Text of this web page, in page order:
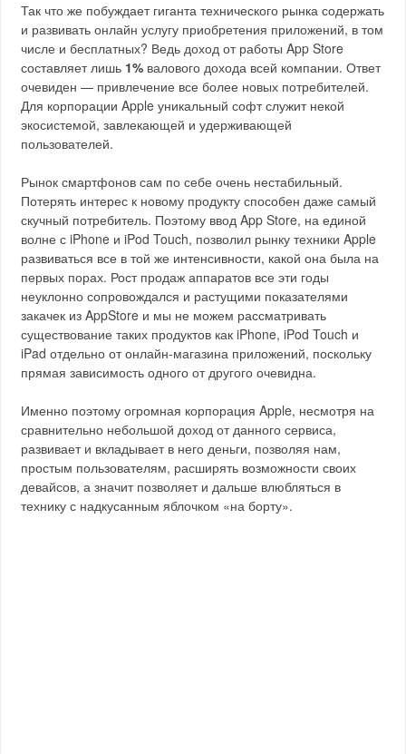
Так что же побуждает гиганта технического рынка содержать
и развивать онлайн услугу приобретения приложений, в том
числе и бесплатных? Ведь доход от работы App Store
составляет лишь 1% валового дохода всей компании. Ответ
очевиден — привлечение все более новых потребителей.
Для корпорации Apple уникальный софт служит некой
экосистемой, завлекающей и удерживающей
пользователей.
Рынок смартфонов сам по себе очень нестабильный.
Потерять интерес к новому продукту способен даже самый
скучный потребитель. Поэтому ввод App Store, на единой
волне с iPhone и iPod Touch, позволил рынку техники Apple
развиваться все в той же интенсивности, какой она была на
первых порах. Рост продаж аппаратов все эти годы
неуклонно сопровождался и растущими показателями
закачек из AppStore и мы не можем рассматривать
существование таких продуктов как iPhone, iPod Touch и
iPad отдельно от онлайн-магазина приложений, поскольку
прямая зависимость одного от другого очевидна.
Именно поэтому огромная корпорация Apple, несмотря на
сравнительно небольшой доход от данного сервиса,
развивает и вкладывает в него деньги, позволяя нам,
простым пользователям, расширять возможности своих
девайсов, а значит позволяет и дальше влюбляться в
технику с надкусанным яблочком «на борту».